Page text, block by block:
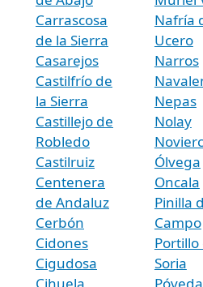
Carrascosa
de la Sierra
Casarejos
Castilfrío de
la Sierra
Castillejo de
Robledo
Castilruiz
Centenera
de Andaluz
Cerbón
Cidones
Cigudosa
Cihuela
Nafría
Ucero
Narros
Nepas
Nolay
Ólvega
Oncala
Pinilla
Campo
Portillo
Soria